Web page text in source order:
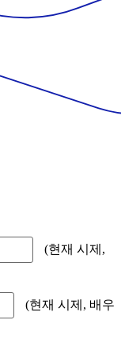
(현재 시제,
(현재 시제, 배우